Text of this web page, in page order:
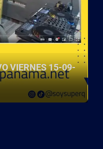
VIERNES 15-09-